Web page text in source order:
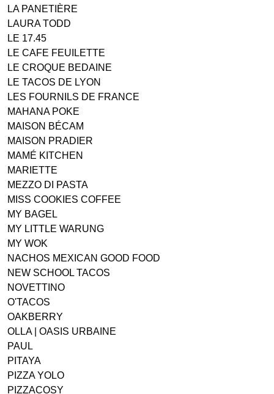
LA PANETIÈRE
LAURA TODD
LE 17.45
LE CAFE FEUILETTE
LE CROQUE BEDAINE
LE TACOS DE LYON
LES FOURNILS DE FRANCE
MAHANA POKE
MAISON BÉCAM
MAISON PRADIER
MAMÉ KITCHEN
MARIETTE
MEZZO DI PASTA
MISS COOKIES COFFEE
MY BAGEL
MY LITTLE WARUNG
MY WOK
NACHOS MEXICAN GOOD FOOD
NEW SCHOOL TACOS
NOVETTINO
O'TACOS
OAKBERRY
OLLA | OASIS URBAINE
PAUL
PITAYA
PIZZA YOLO
PIZZACOSY